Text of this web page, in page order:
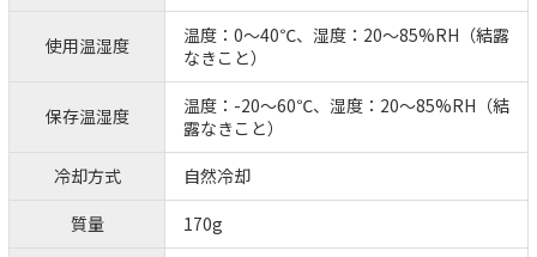
使用温湿度
温度：0～40℃、湿度：20～85%RH（結露
なきこと）
保存温湿度
温度：-20～60℃、湿度：20～85%RH（結
露なきこと）
冷却方式
自然冷却
質量
170g